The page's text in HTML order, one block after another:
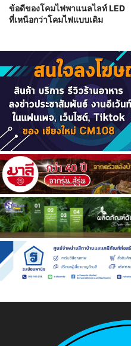
ข้อดีของโคมไฟพาแนลไลท์ LED
ที่เหนือกว่าโคมไฟแบบเดิม